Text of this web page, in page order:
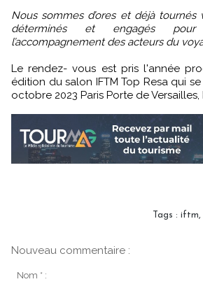
Nous sommes d’ores et déjà tournés
déterminés et engagés
l’accompagnement des acteurs du
Le rendez- vous est pris l'année
édition du salon IFTM Top Resa qui
octobre 2023 Paris Porte de Versailles,
Tags : iftm,
Nouveau commentaire :
Nom * :